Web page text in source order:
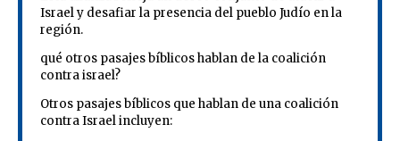
Israel y desafiar la presencia del pueblo Judío en la
región.
qué otros pasajes bíblicos hablan de la coalición
contra israel?
Otros pasajes bíblicos que hablan de una coalición
contra Israel incluyen: